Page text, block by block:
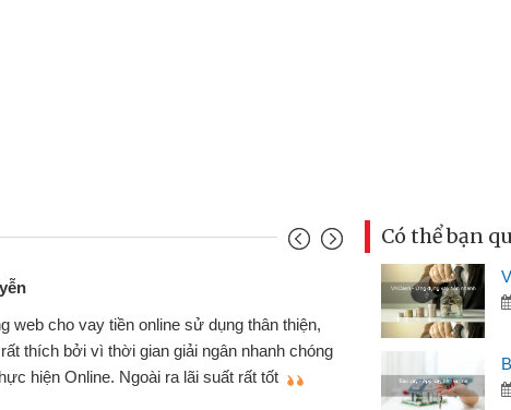
Đoàn Hữu Cảnh
Mình cần tiền gấp nên định cầm cố chiếc xe wave
nhưng thật may đã có gói vay tiền bằng CMND online
không cần gặp mặt nên rất tiện lợi, sẽ giới thiệu cho bạn
Có thể bạn